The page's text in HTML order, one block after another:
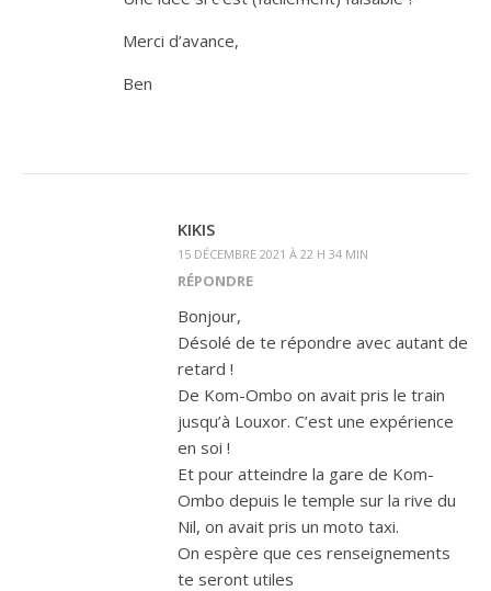
Merci d’avance,
Ben
KIKIS
15 DÉCEMBRE 2021 À 22 H 34 MIN
RÉPONDRE
Bonjour,
Désolé de te répondre avec autant de
retard !
De Kom-Ombo on avait pris le train
jusqu’à Louxor. C’est une expérience
en soi !
Et pour atteindre la gare de Kom-
Ombo depuis le temple sur la rive du
Nil, on avait pris un moto taxi.
On espère que ces renseignements
te seront utiles